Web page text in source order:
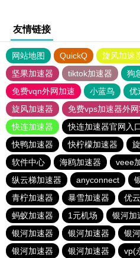
友情链接
网站地图 QuickQ 旋风加速
坚果加速器
tiktok加速器
狗
免费vqn外网加速
小蓝鸟 优
旋风加速器
免费vps加速器外
快连加速器
快连加速器官网入
快鸭加速器
快柠檬加速器
软件中心
海鸥加速器 veee
纵云梯加速器
anyconnect
青柠加速器
暴雪加速器 优
蚂蚁加速器
1元机场 银河加
银河加速器
银河加速器 银
银河加速器
银河加速器 vp(